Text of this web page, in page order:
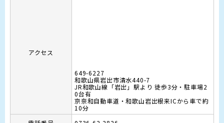
アクセス
649-6227
和歌山県岩出市清水440-7
JR和歌山線「岩出」駅より 徒歩3分・駐車場2
0台有
京奈和自動車道・和歌山岩出根来ICから車で約
10分